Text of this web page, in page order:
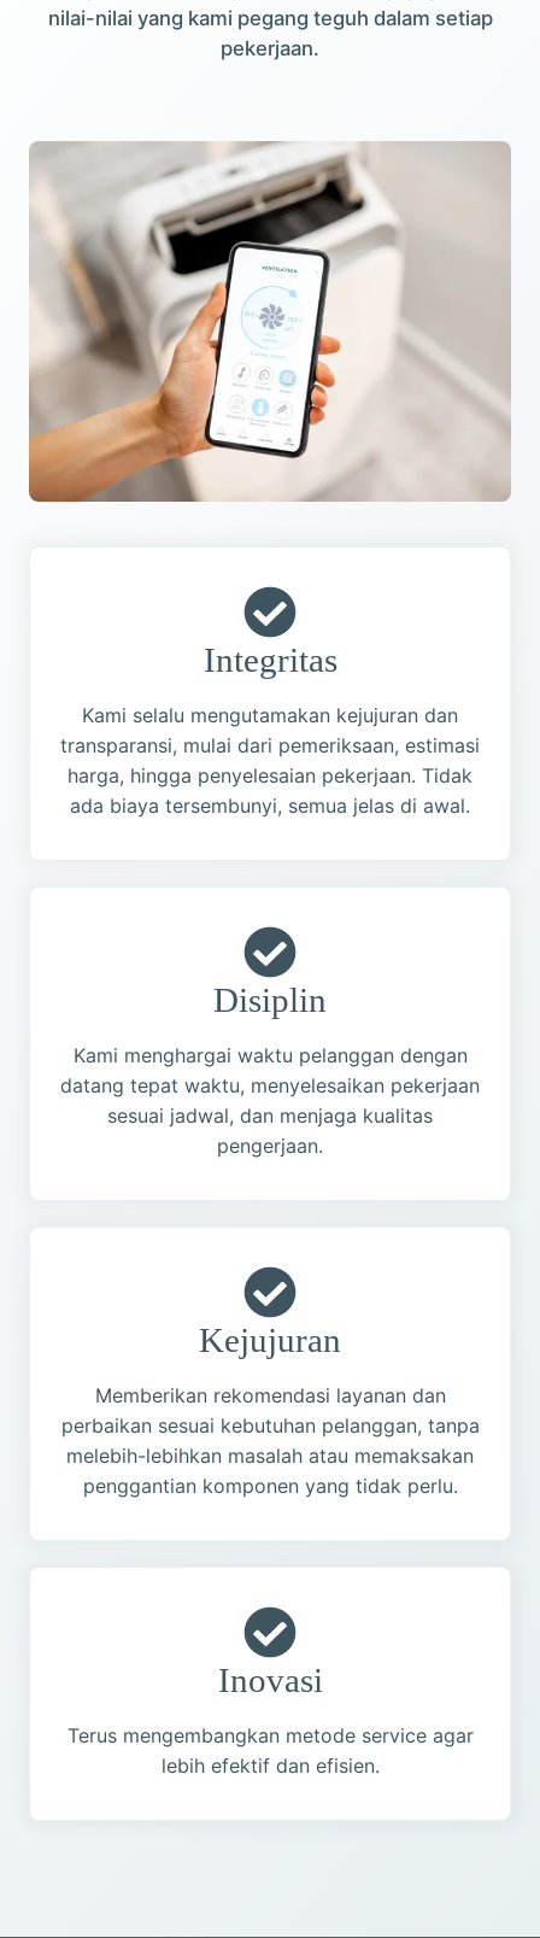
nilai-nilai yang kami pegang teguh dalam setiap
pekerjaan.
Integritas
Kami selalu mengutamakan kejujuran dan
transparansi, mulai dari pemeriksaan, estimasi
harga, hingga penyelesaian pekerjaan. Tidak
ada biaya tersembunyi, semua jelas di awal.
Disiplin
Kami menghargai waktu pelanggan dengan
datang tepat waktu, menyelesaikan pekerjaan
sesuai jadwal, dan menjaga kualitas
pengerjaan.
Kejujuran
Memberikan rekomendasi layanan dan
perbaikan sesuai kebutuhan pelanggan, tanpa
melebih-lebihkan masalah atau memaksakan
penggantian komponen yang tidak perlu.
Inovasi
Terus mengembangkan metode service agar
lebih efektif dan efisien.